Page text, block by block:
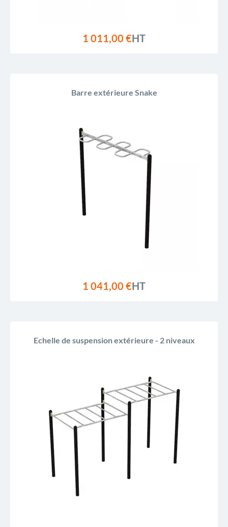
1 011,00 €HT
Barre extérieure Snake
1 041,00 €HT
Echelle de suspension extérieure - 2 niveaux